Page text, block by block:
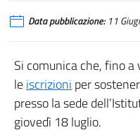
Data pubblicazione:11
Si comunica che, fino
leiscrizioni per
presso la sede
giovedì 18 luglio.